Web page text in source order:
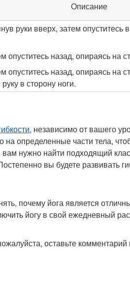
Описание
руки вверх, затем опуститесь
опуститесь назад, опираясь на
опуститесь назад, опираясь на
в сторону ноги.
, независимо от вашего
на определенные части тела,
вам нужно найти подходящий
вы будете развивать
почему йога является
йогу в свой ежедневный
оставьте